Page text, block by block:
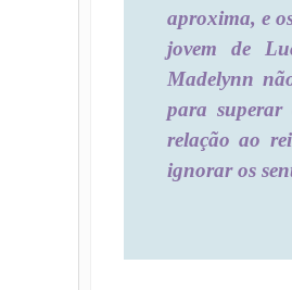
aproxima, e
jovem de
Madelynn
para superar
relação ao
ignorar os